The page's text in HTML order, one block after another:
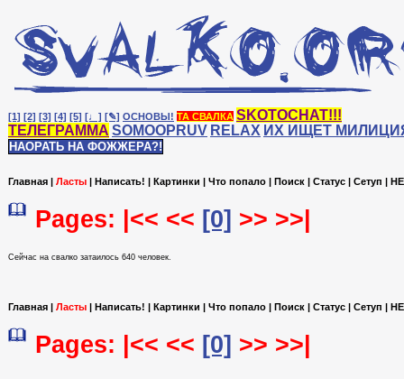
[1] [2] [3] [4] [5] [♩] [✎] ОСНОВЫ! ТА СВАЛКА SKOTOCHAT!!!
ТЕЛЕГРАММА SOMOOPRUV RELAX ИХ ИЩЕТ
НАОРАТЬ НА ФОЖЖЕРА?!
Главная | Ласты | Написать! | Картинки | Что попало | Поиск | Статус | Сетуп |
Pages: |<< << [0] >> >>|
Сейчас на cвалко затаилось 640 человек.
Главная | Ласты | Написать! | Картинки | Что попало | Поиск | Статус | Сетуп |
Pages: |<< << [0] >> >>|